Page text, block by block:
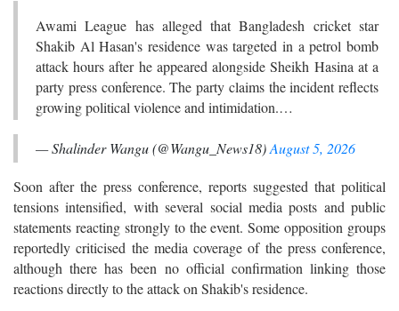
Awami League has alleged that Bangladesh cricket star
Shakib Al Hasan's residence was targeted in a petrol bomb
attack hours after he appeared alongside Sheikh Hasina at a
party press conference. The party claims the incident reflects
growing political violence and intimidation.…
— Shalinder Wangu (@Wangu_News18)August 5, 2026
Soon after the press conference, reports suggested that political
tensions intensified, with several social media posts and public
statements reacting strongly to the event. Some opposition groups
reportedly criticised the media coverage of the press conference,
although there has been no official confirmation linking those
reactions directly to the attack on Shakib's residence.